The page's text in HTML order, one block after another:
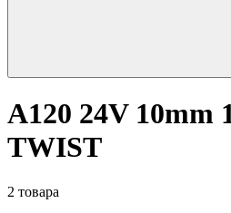
A120 24V 10mm
TWIST
2 товара